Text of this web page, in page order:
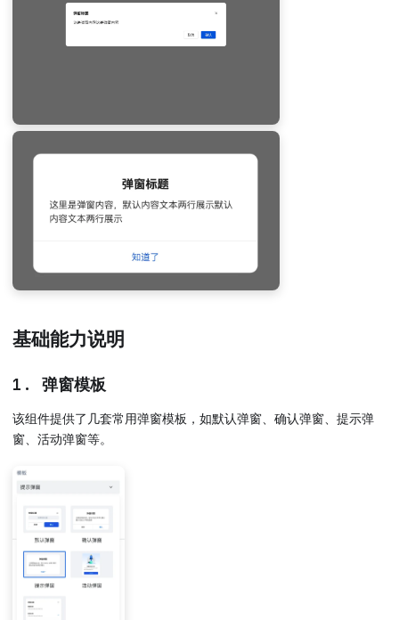
基础能力说明
1. 弹窗模板
该组件提供了几套常用弹窗模板，如默认弹窗、确认弹窗、提示弹
窗、活动弹窗等。